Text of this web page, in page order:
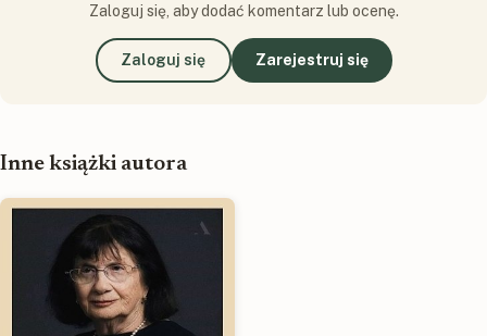
Zaloguj się, aby dodać komentarz lub ocenę.
Zaloguj się Zarejestruj się
Inne książki autora